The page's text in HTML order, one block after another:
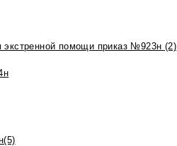
экстренной помощи приказ №923н (2)